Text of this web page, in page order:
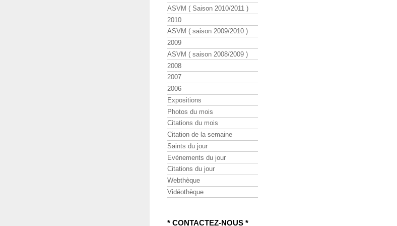
ASVM ( Saison 2010/2011 )
2010
ASVM ( saison 2009/2010 )
2009
ASVM ( saison 2008/2009 )
2008
2007
2006
Expositions
Photos du mois
Citations du mois
Citation de la semaine
Saints du jour
Evénements du jour
Citations du jour
Webthèque
Vidéothèque
* CONTACTEZ-NOUS *